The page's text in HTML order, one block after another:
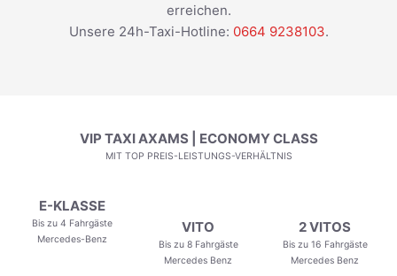
erreichen.
Unsere 24h-Taxi-Hotline: 0664 9238103.
VIP TAXI AXAMS | ECONOMY CLASS
MIT TOP PREIS-LEISTUNGS-VERHÄLTNIS
E-KLASSE
Bis zu 4 Fahrgäste
Mercedes-Benz
VITO
Bis zu 8 Fahrgäste
Mercedes Benz
2 VITOS
Bis zu 16 Fahrgäste
Mercedes Benz